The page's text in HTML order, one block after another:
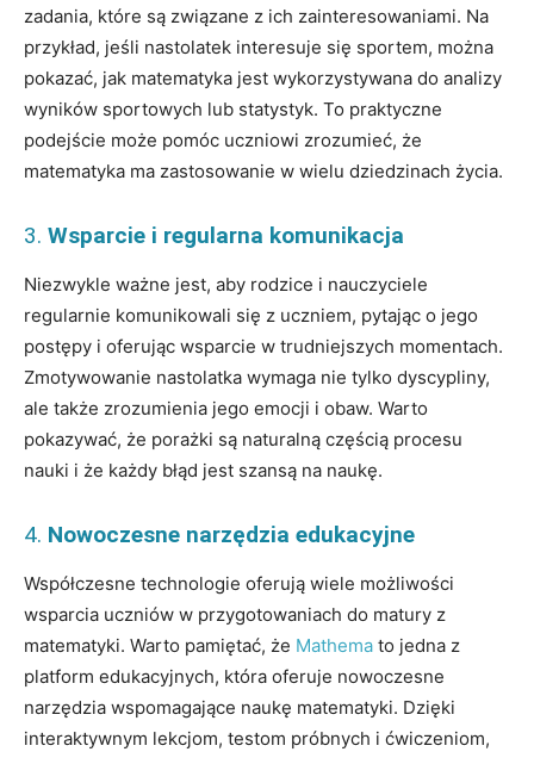
zadania, które są związane z ich zainteresowaniami. Na
przykład, jeśli nastolatek interesuje się sportem, można
pokazać, jak matematyka jest wykorzystywana do analizy
wyników sportowych lub statystyk. To praktyczne
podejście może pomóc uczniowi zrozumieć, że
matematyka ma zastosowanie w wielu dziedzinach życia.
3. Wsparcie i regularna komunikacja
Niezwykle ważne jest, aby rodzice i nauczyciele
regularnie komunikowali się z uczniem, pytając o jego
postępy i oferując wsparcie w trudniejszych momentach.
Zmotywowanie nastolatka wymaga nie tylko dyscypliny,
ale także zrozumienia jego emocji i obaw. Warto
pokazywać, że porażki są naturalną częścią procesu
nauki i że każdy błąd jest szansą na naukę.
4. Nowoczesne narzędzia edukacyjne
Współczesne technologie oferują wiele możliwości
wsparcia uczniów w przygotowaniach do matury z
matematyki. Warto pamiętać, że Mathema to jedna z
platform edukacyjnych, która oferuje nowoczesne
narzędzia wspomagające naukę matematyki. Dzięki
interaktywnym lekcjom, testom próbnych i ćwiczeniom,